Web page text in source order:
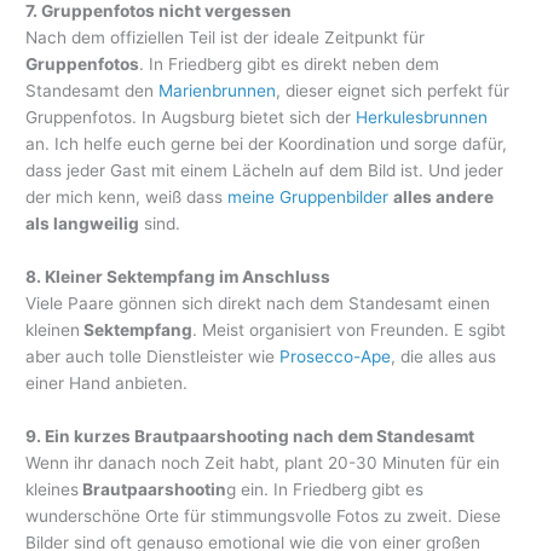
7. Gruppenfotos nicht vergessen
Nach dem offiziellen Teil ist der ideale Zeitpunkt für
Gruppenfotos. In Friedberg gibt es direkt neben dem
Standesamt den Marienbrunnen, dieser eignet sich perfekt für
Gruppenfotos. In Augsburg bietet sich der Herkulesbrunnen
an. Ich helfe euch gerne bei der Koordination und sorge dafür,
dass jeder Gast mit einem Lächeln auf dem Bild ist. Und jeder
der mich kenn, weiß dass meine Gruppenbilderalles andere
als langweilig sind.
8. Kleiner Sektempfang im Anschluss
Viele Paare gönnen sich direkt nach dem Standesamt einen
kleinen Sektempfang. Meist organisiert von Freunden. E sgibt
aber auch tolle Dienstleister wie Prosecco-Ape, die alles aus
einer Hand anbieten.
9. Ein kurzes Brautpaarshooting nach dem Standesamt
Wenn ihr danach noch Zeit habt, plant 20-30 Minuten für ein
kleines Brautpaarshooting ein. In Friedberg gibt es
wunderschöne Orte für stimmungsvolle Fotos zu zweit. Diese
Bilder sind oft genauso emotional wie die von einer großen